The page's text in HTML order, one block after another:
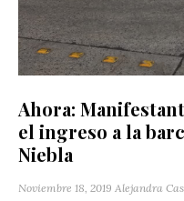
Ahora:
el ingreso a la
Niebla
Noviembre 18, 2019 Alejandra